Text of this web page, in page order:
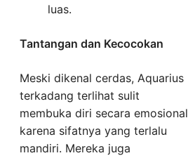
luas.
Tantangan dan Kecocokan
Meski dikenal cerdas, Aquarius
terkadang terlihat sulit
membuka diri secara emosional
karena sifatnya yang terlalu
mandiri. Mereka juga